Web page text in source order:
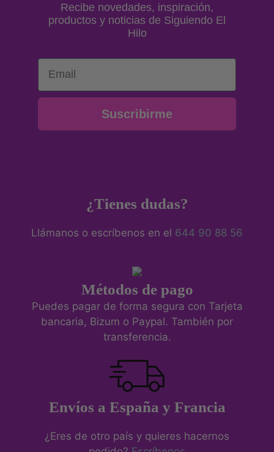
Recibe novedades, inspiración,
productos y noticias de Siguiendo El
Hilo
Email
Suscribirme
¿Tienes dudas?
Llámanos o escríbenos en el 644 90 88 56
Métodos de pago
Puedes pagar de forma segura con Tarjeta
bancaria, Bizum o Paypal. También por
transferencia.
Envíos a España y Francia
¿Eres de otro país y quieres hacernos